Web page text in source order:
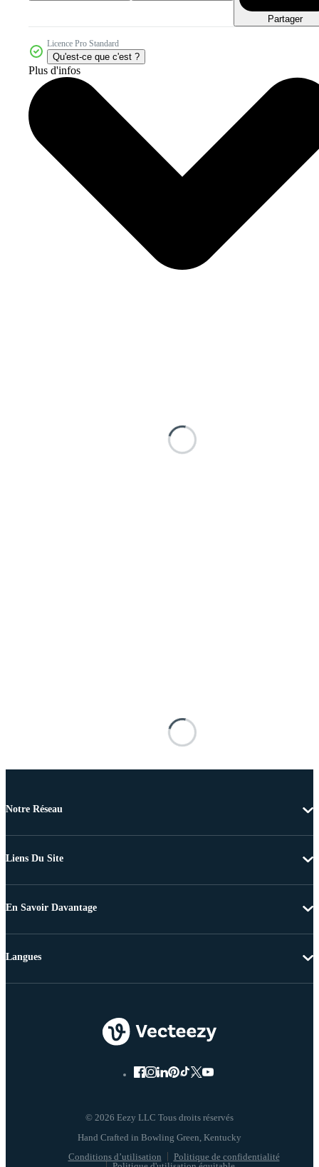
Partager
Licence Pro Standard
Qu'est-ce que c'est ?
Plus d'infos
Notre Réseau
Liens Du Site
En Savoir Davantage
© 2026 Eezy LLC Tous droits réservés
Conditions d’utilisation
Politique de confidentialité
Langues